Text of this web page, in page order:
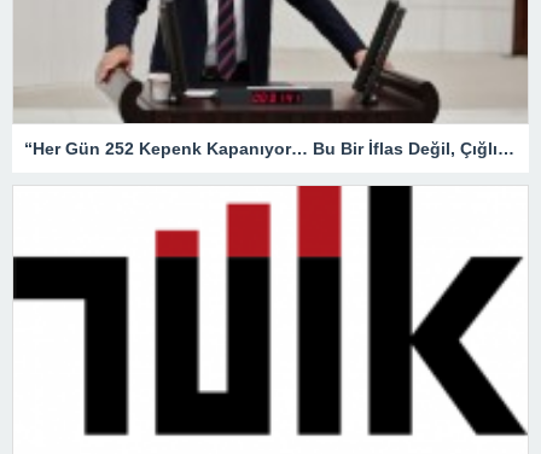
“Her Gün 252 Kepenk Kapanıyor… Bu Bir İflas Değil, Çığlıktır!”